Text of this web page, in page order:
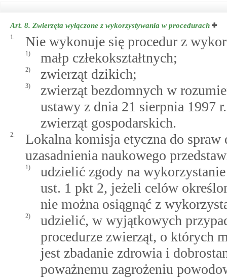
Art. 8. Zwierzęta wyłączone z wykorzystywania w procedurach
1. Nie wykonuje się procedur z
1) małp człekokształtnych;
2) zwierząt dzikich;
3)
zwierząt bezdomnych w
ustawy z dnia 21 sierpnia 1997
zwierząt gospodarskich.
2.
Lokalna komisja etyczna do spraw
uzasadnienia naukowego
1)
udzielić zgody na
ust. 1 pkt 2, jeżeli celów
nie można osiągnąć z
2)
udzielić, w wyjątkowych
procedurze zwierząt, o których
jest zbadanie zdrowia i
poważnemu zagrożeniu